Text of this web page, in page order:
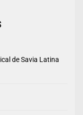
de Savia Latina